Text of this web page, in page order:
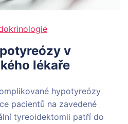
v
lékaře
hypotyreózy
pacientů na zavedené
tyreoidektomii patří do